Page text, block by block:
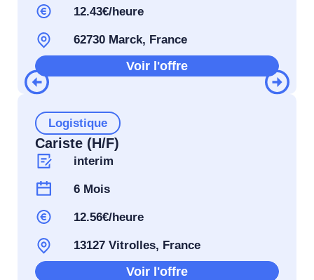
12.43€/heure
62730 Marck, France
Voir l'offre
Logistique
Cariste (H/F)
interim
6 Mois
12.56€/heure
13127 Vitrolles, France
Voir l'offre